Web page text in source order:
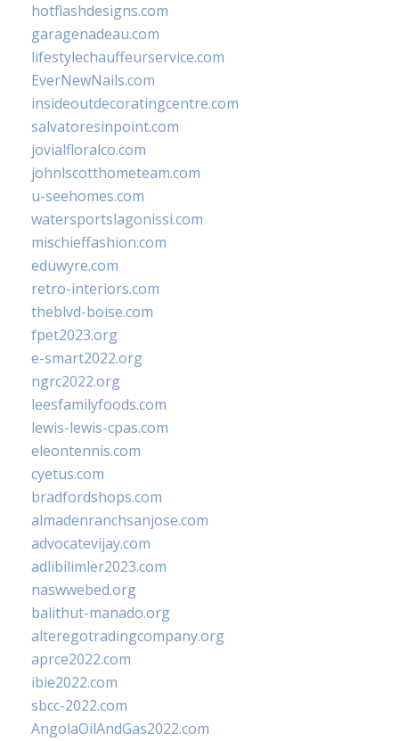
hotflashdesigns.com
garagenadeau.com
lifestylechauffeurservice.com
EverNewNails.com
insideoutdecoratingcentre.com
salvatoresinpoint.com
jovialfloralco.com
johnlscotthometeam.com
u-seehomes.com
watersportslagonissi.com
mischieffashion.com
eduwyre.com
retro-interiors.com
theblvd-boise.com
fpet2023.org
e-smart2022.org
ngrc2022.org
leesfamilyfoods.com
lewis-lewis-cpas.com
eleontennis.com
cyetus.com
bradfordshops.com
almadenranchsanjose.com
advocatevijay.com
adlibilimler2023.com
naswwebed.org
balithut-manado.org
alteregotradingcompany.org
aprce2022.com
ibie2022.com
sbcc-2022.com
AngolaOilAndGas2022.com